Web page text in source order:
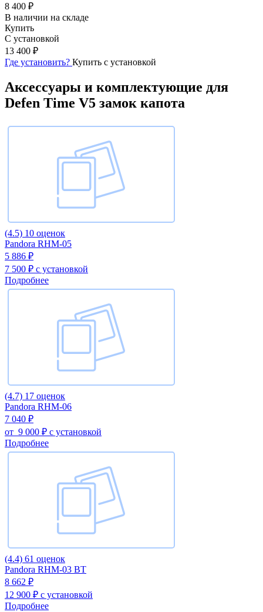
8 400 ₽
В наличии на складе
Купить
С установкой
13 400 ₽
Где установить? Купить с установкой
Аксессуары и комплектующие для
Defen Time V5 замок капота
(4.5) 10 оценок
Pandora RHM-05
5 886 ₽
7 500 ₽ с установкой
Подробнее
(4.7) 17 оценок
Pandora RHM-06
7 040 ₽
от 9 000 ₽ с установкой
Подробнее
(4.4) 61 оценок
Pandora RHM-03 BT
8 662 ₽
12 900 ₽ с установкой
Подробнее